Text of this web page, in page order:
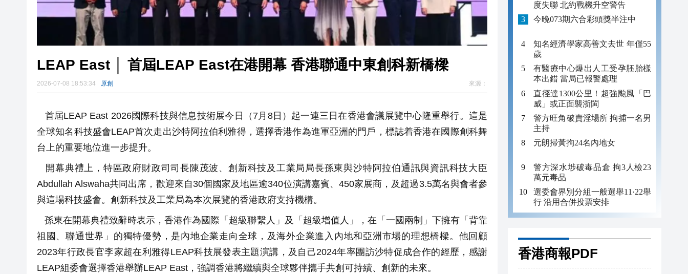
華南理工大學成果獲國家自然科學獎
中山大學兩項成果獲2025年度國家科學技術獎
LEAP East │ 首屆LEAP East在港開幕 香港聯通中東創科新橋樑
2026-07-08 18:53:34 原創 來源：
首屆LEAP East 2026國際科技與信息技術展今日（7月8日）起一連三日在香港會議展覽中心隆重舉行。這是
全球知名科技盛會LEAP首次走出沙特阿拉伯利雅得，選擇香港作為進軍亞洲的門戶，標誌着香港在國際創科舞
台上的重要地位進一步提升。
開幕典禮上，特區政府財政司司長陳茂波、創新科技及工業局局長孫東與沙特阿拉伯通訊與資訊科技大臣
Abdullah Alswaha共同出席，歡迎來自30個國家及地區逾340位演講嘉賓、450家展商，及超過3.5萬名與會者參
與這場科技盛會。創新科技及工業局為本次展覽的香港政府支持機構。
孫東在開幕典禮致辭時表示，香港作為國際「超級聯繫人」及「超級增值人」，在「一國兩制」下擁有「背靠
祖國、聯通世界」的獨特優勢，是內地企業走向全球，及海外企業進入內地和亞洲市場的理想橋樑。他回顧
2023年行政長官李家超在利雅得LEAP科技展發表主題演講，及自己2024年率團訪沙特促成合作的經歷，感謝
LEAP組委會選擇香港舉辦LEAP East，強調香港將繼續與全球夥伴攜手共創可持續、創新的未來。
度失聯 北約戰機升空警告
今晚073期六合彩頭獎半注中
知名經濟學家高善文去世 年僅55
歲
有醫療中心爆出人工受孕胚胎樣
本出錯 當局已報警處理
直徑達1300公里！超強颱風「巴
威」或正面襲浙閩
警方旺角破賣淫場所 拘捕一名男
主持
元朗掃黃拘24名內地女
警方深水埗破毒品倉 拘3人檢23
萬元毒品
選委會界別分組一般選舉11·22舉
行 沿用合併投票安排
香港商報PDF